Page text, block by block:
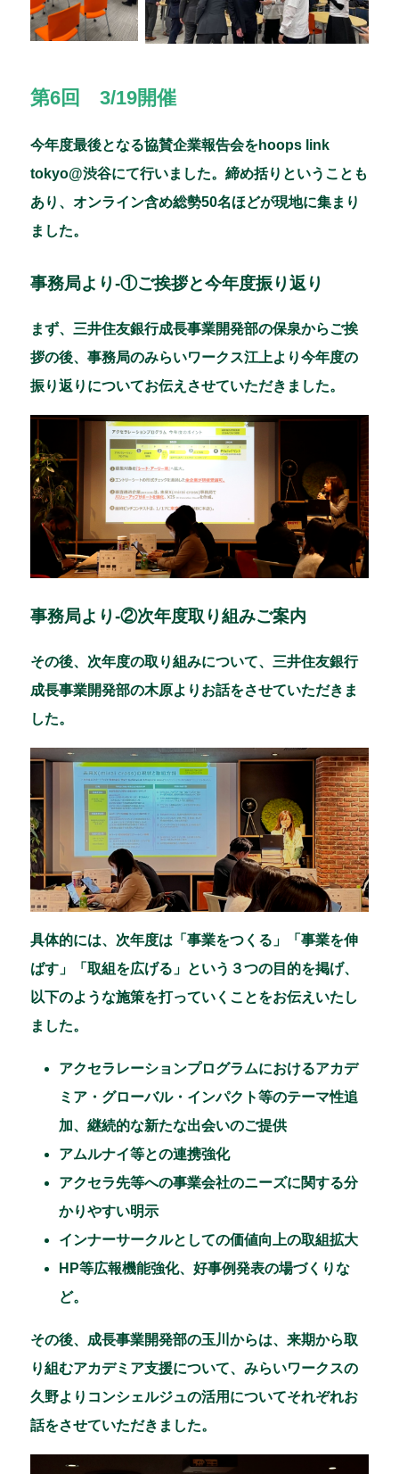
第6回 3/19開催
今年度最後となる協賛企業報告会をhoops link
tokyo@渋谷にて行いました。締め括りということも
あり、オンライン含め総勢50名ほどが現地に集まり
ました。
事務局より-①ご挨拶と今年度振り返り
まず、三井住友銀行成長事業開発部の保泉からご挨
拶の後、事務局のみらいワークス江上より今年度の
振り返りについてお伝えさせていただきました。
事務局より-②次年度取り組みご案内
その後、次年度の取り組みについて、三井住友銀行
成長事業開発部の木原よりお話をさせていただきま
した。
具体的には、次年度は「事業をつくる」「事業を伸
ばす」「取組を広げる」という３つの目的を掲げ、
以下のような施策を打っていくことをお伝えいたし
ました。
アクセラレーションプログラムにおけるアカデ
ミア・グローバル・インパクト等のテーマ性追
加、継続的な新たな出会いのご提供
アムルナイ等との連携強化
アクセラ先等への事業会社のニーズに関する分
かりやすい明示
インナーサークルとしての価値向上の取組拡大
HP等広報機能強化、好事例発表の場づくりな
ど。
その後、成長事業開発部の玉川からは、来期から取
り組むアカデミア支援について、みらいワークスの
久野よりコンシェルジュの活用についてそれぞれお
話をさせていただきました。